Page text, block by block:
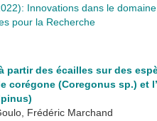
Innovations dans le
pour la Recherche
partir des écailles sur des
corégone (Coregonus sp.) et
Frédéric Marchand